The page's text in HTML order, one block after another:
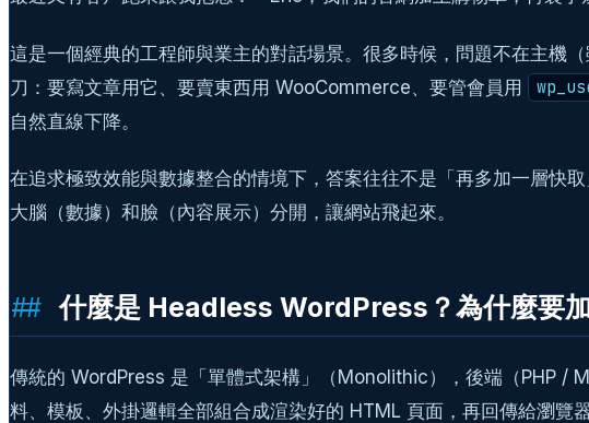
這是一個經典的工程師與業主的對話場景。很多時候，問題不在主機
刀：要寫文章用它、要賣東西用 WooCommerce、要管會員用
自然直線下降。
在追求極致效能與數據整合的情境下，答案往往不是「再多加一層快
大腦（數據）和臉（內容展示）分開，讓網站飛起來。
什麼是 Headless WordPress？為什麼要
傳統的 WordPress 是「單體式架構」（Monolithic），後端（PHP /
料、模板、外掛邏輯全部組合成渲染好的 HTML 頁面，再回傳給瀏